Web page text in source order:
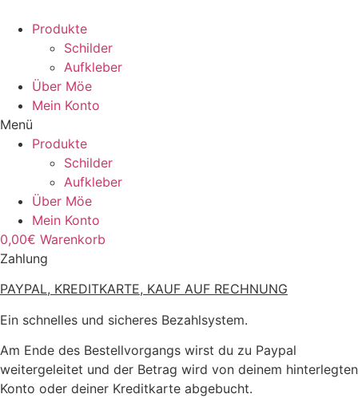
Inhalt
wechseln
Produkte
Schilder
Aufkleber
Über Möe
Mein Konto
Menü
Produkte
Schilder
Aufkleber
Über Möe
Mein Konto
0,00€ Warenkorb
Zahlung
PAYPAL, KREDITKARTE, KAUF AUF RECHNUNG
Ein schnelles und sicheres Bezahlsystem.
Am Ende des Bestellvorgangs wirst du zu Paypal
weitergeleitet und der Betrag wird von deinem hinterlegten
Konto oder deiner Kreditkarte abgebucht.